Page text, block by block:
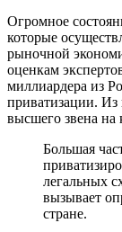
Огромное
которые
рыночной
оценкам
миллиардера из
приватизации. Из
высшего звена на
Большая
легальных
вызывает
стране.